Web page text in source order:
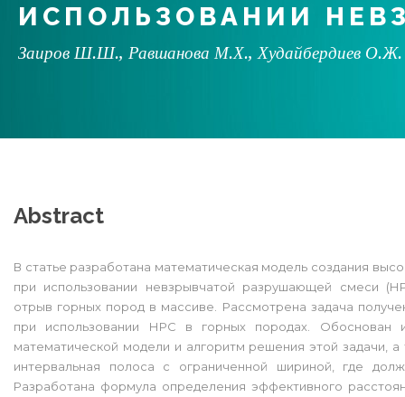
ИСПОЛЬЗОВАНИИ
Заиров Ш.Ш., Равшанова М.Х., Худайбердиев О.Ж.
Abstract
В статье разработана математическая модель создания
при использовании невзрывчатой разрушающей смеси
отрыв горных пород в массиве. Рассмотрена задача
при использовании НРС в горных породах. Обоснован
математической модели и алгоритм решения этой задачи,
интервальная полоса с ограниченной шириной, где
Разработана формула определения эффективного